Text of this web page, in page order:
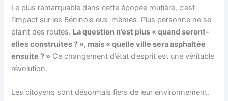
Le plus remarquable dans cette épopée routière, c’est
l’impact sur les Béninois eux-mêmes. Plus personne ne se
plaint des routes. La question n’est plus « quand seront-
elles construites ? », mais « quelle ville sera asphaltée
ensuite ? » Ce changement d’état d’esprit est une véritable
révolution.
Les citoyens sont désormais fiers de leur environnement.